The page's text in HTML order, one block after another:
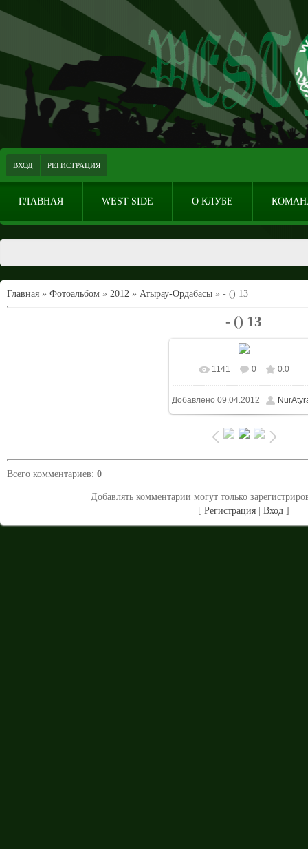
ВХОД РЕГИСТРАЦИЯ
ГЛАВНАЯ WEST SIDE О КЛУБЕ
Главная » Фотоальбом » 2012 » Атырау-Ордабасы » - () 13
- () 13
В реальном размере
1024x683/ 120.7Kb
1141 0 0.0
Добавлено 09.04.2012
Всего комментариев: 0
Добавлять комментарии могут только
[Регистрация |Вход ]